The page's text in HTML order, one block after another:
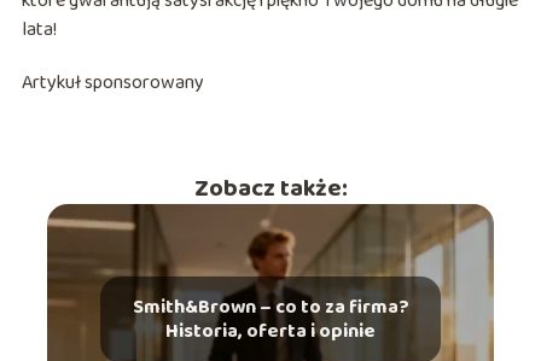
lata!
Artykuł sponsorowany
Zobacz także:
Smith&Brown – co to za firma?
Historia, oferta i opinie